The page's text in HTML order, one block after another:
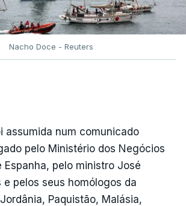
Nacho Doce - Reuters
assumida num comunicado
pelo Ministério dos Negócios
Espanha, pelo ministro José
e pelos seus homólogos da
Paquistão, Malásia,